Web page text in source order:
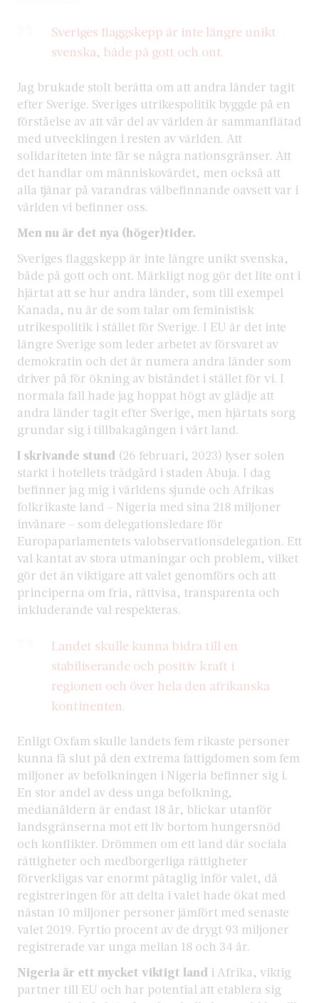
Sveriges flaggskepp är inte längre unikt
svenska, både på gott och ont.
Jag brukade stolt berätta om att andra länder tagit
efter Sverige. Sveriges utrikespolitik byggde på en
förståelse av att vår del av världen är sammanflätad
med utvecklingen i resten av världen. Att
solidariteten inte får se några nationsgränser. Att
det handlar om människovärdet, men också att
alla tjänar på varandras välbefinnande oavsett var i
världen vi befinner oss.
Men nu är det nya (höger)tider.
Sveriges flaggskepp är inte längre unikt svenska,
både på gott och ont. Märkligt nog gör det lite ont i
hjärtat att se hur andra länder, som till exempel
Kanada, nu är de som talar om feministisk
utrikespolitik i stället för Sverige. I EU är det inte
längre Sverige som leder arbetet av försvaret av
demokratin och det är numera andra länder som
driver på för ökning av biståndet i stället för vi. I
normala fall hade jag hoppat högt av glädje att
andra länder tagit efter Sverige, men hjärtats sorg
grundar sig i tillbakagången i vårt land.
I skrivande stund (26 februari, 2023) lyser solen
starkt i hotellets trädgård i staden Abuja. I dag
befinner jag mig i världens sjunde och Afrikas
folkrikaste land – Nigeria med sina 218 miljoner
invånare – som delegationsledare för
Europaparlamentets valobservationsdelegation. Ett
val kantat av stora utmaningar och problem, vilket
gör det än viktigare att valet genomförs och att
principerna om fria, rättvisa, transparenta och
inkluderande val respekteras.
Landet skulle kunna bidra till en
stabiliserande och positiv kraft i
regionen och över hela den afrikanska
kontinenten.
Enligt Oxfam skulle landets fem rikaste personer
kunna få slut på den extrema fattigdomen som fem
miljoner av befolkningen i Nigeria befinner sig i.
En stor andel av dess unga befolkning,
medianåldern är endast 18 år, blickar utanför
landsgränserna mot ett liv bortom hungersnöd
och konflikter. Drömmen om ett land där sociala
rättigheter och medborgerliga rättigheter
förverkligas var enormt påtaglig inför valet, då
registreringen för att delta i valet hade ökat med
nästan 10 miljoner personer jämfört med senaste
valet 2019. Fyrtio procent av de drygt 93 miljoner
registrerade var unga mellan 18 och 34 år.
Nigeria är ett mycket viktigt land i Afrika, viktig
partner till EU och har potential att etablera sig